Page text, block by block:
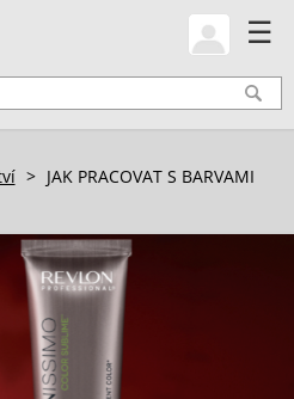
☰
> JAK PRACOVAT S BARVAMI